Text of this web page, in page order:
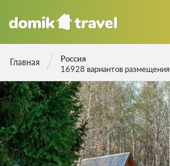
Главная
Россия
16928 вариантов размещения